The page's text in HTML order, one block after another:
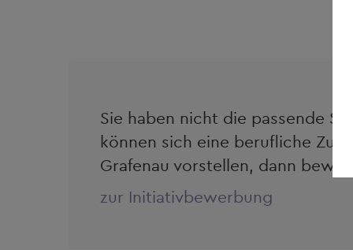
Sie haben nicht die passende
können sich eine berufliche
Grafenau vorstellen, dann
zur Initiativbewerbung